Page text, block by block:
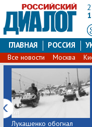
ГЛАВНАЯ РОССИЯ
Все новости Москва
Лукашенко обогнал